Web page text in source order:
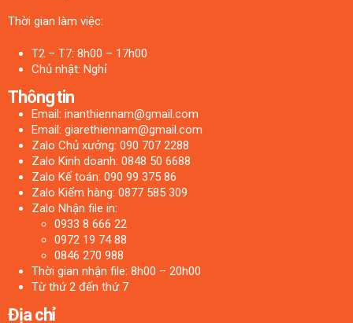
Thời gian làm việc:
T2 – T7: 8h00 – 17h00
Chủ nhật: Nghỉ
Thông tin
Email: inanthiennam@gmail.com
Email: giarethiennam@gmail.com
Zalo Chủ xưởng: 090 707 2288
Zalo Kinh doanh: 0848 50 6688
Zalo Kế toán: 090 99 375 86
Zalo Kiểm hàng: 0877 585 309
Zalo Nhận file in:
0933 8 666 22
0972 19 74 88
0846 270 988
Thời gian nhận file: 8h00 – 20h00
Từ thứ 2 đến thứ 7
Địa chỉ